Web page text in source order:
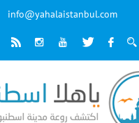
info@yahalaistanbul.com